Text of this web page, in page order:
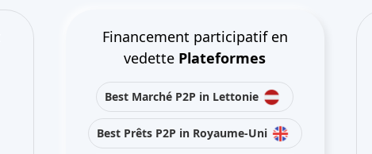
Financement participatif en
vedette Plateformes
Best Marché P2P in Lettonie
Best Prêts P2P in Royaume-Uni